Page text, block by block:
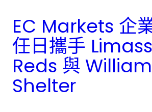
EC Markets 企
任日攜手
Reds 與
Shelter